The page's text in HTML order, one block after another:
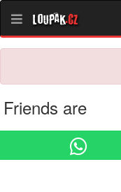
Loupak.cz
Friends are